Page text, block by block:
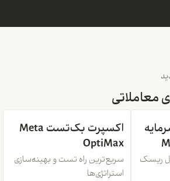
معاملاتی
ریسک
اکسپرت بک‌تست Meta
OptiMax
سریع‌ترین راه تست و بهینه‌سازی
استراتژی‌ها